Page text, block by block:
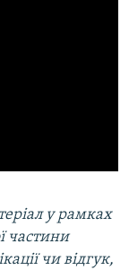
у рамках
частини
чи відгук,